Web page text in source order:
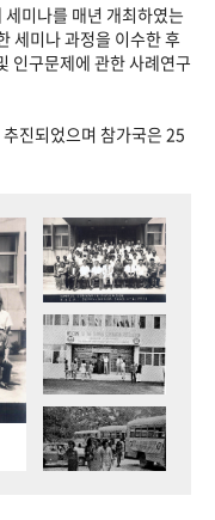
미나를 매년 개최하였는
세미나 과정을 이수한 후
인구문제에 관한 사례연구
진되었으며 참가국은 25